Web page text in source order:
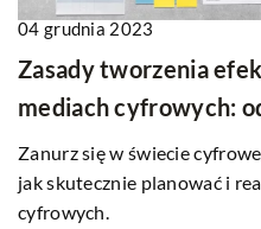
04 grudnia 2023
Zasady tworzenia
mediach cyfrowych:
Zanurz się w świecie
jak skutecznie planować i
cyfrowych.